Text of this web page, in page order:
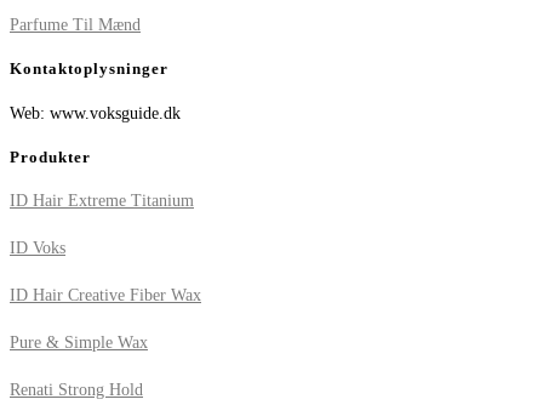
Parfume Til Mænd
Kontaktoplysninger
Web: www.voksguide.dk
Produkter
ID Hair Extreme Titanium
ID Voks
ID Hair Creative Fiber Wax
Pure & Simple Wax
Renati Strong Hold